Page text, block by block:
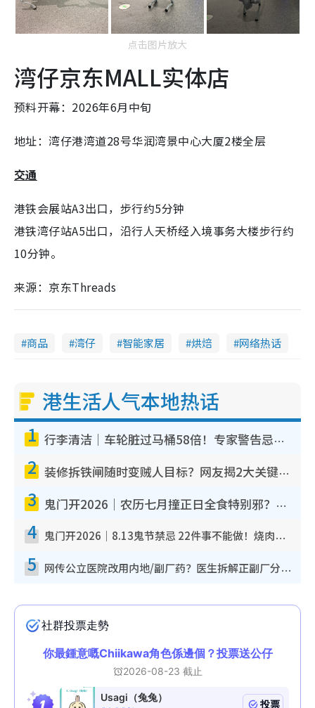
点击图片放大
湾仔京东MALL实体店
预料开幕：2026年6月中旬
地址：湾仔港湾道28号华润湾景中心大厦2楼全层
交通
港铁会展站A3出口，步行约5分钟
港铁湾仔站A5出口，沿行人天桥经入境事务大楼步行约
10分钟。
来源：京东Threads
商品 湾仔 智能家居 烘焙 网络热话
港生活人气本地热话
1 行李清洁｜车轮脏过马桶58倍！专家警告忌用酒精擦 教1招免脏手除菌
2 装修拆铁闸随时变贼人目标？网友揭2大关键用途：装新款等于白装？附新旧铁闸分别
3 鬼门开2026｜农历七月撞正日全食特别邪？专家警告切忌做一事！揭4大禁忌+2招保平安
4 鬼门开2026｜8.13鬼节禁忌 22件事不能做！烧肉、刺身要少食？半夜勿吹口哨/打给个电话
5 网传公立医院改用内地/副厂药？医生拆解正副厂分别，揭4类人换药随时出事